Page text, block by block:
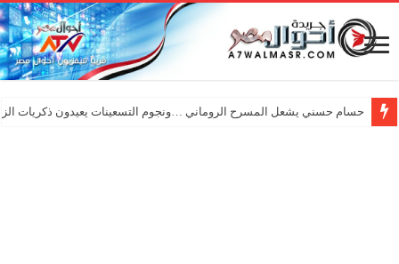
حسام حسني يشعل المسرح الروماني …ونجوم التسعينات يعيدون ذكريات